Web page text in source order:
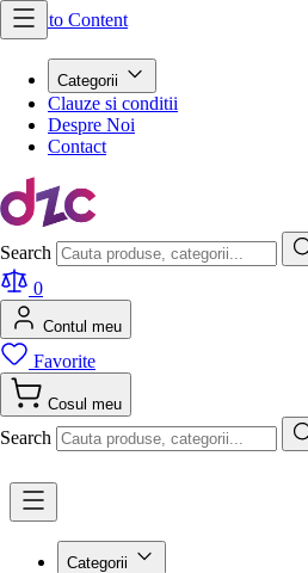
Skip to Content
Categorii
Clauze si conditii
Despre Noi
Contact
Search
0
Contul meu
Favorite
Cosul meu
Search
Categorii